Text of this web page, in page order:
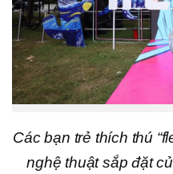
Các bạn trẻ thích thú
nghệ thuật sắp đặt